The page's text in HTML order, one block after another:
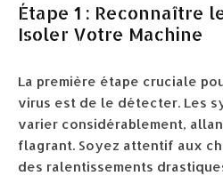
Étape 1 : Reconnaître
Isoler Votre Machine
La première étape cruciale
virus est de le détecter. Les
varier considérablement,
flagrant. Soyez attentif aux
des ralentissements